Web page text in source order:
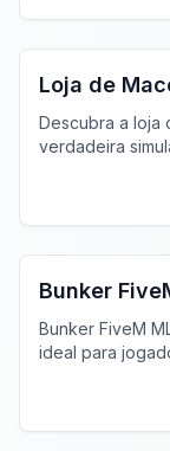
FiveM Drogas
Loja de
Descubra a loja
verdadeira
FiveM Bunker
Bunker
Bunker FiveM
ideal para
FiveM Gangue